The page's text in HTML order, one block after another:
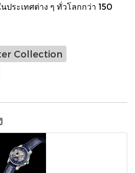
ประเทศต่าง ๆ ทั่วโลกกว่า 150
Collection